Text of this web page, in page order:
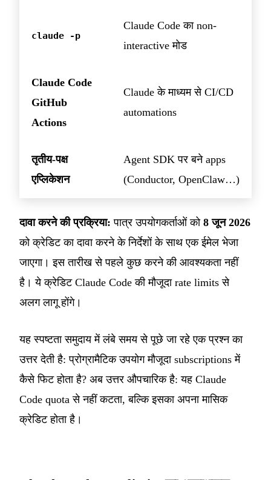
claude -p
Claude Code का non-
interactive मोड
Claude Code
GitHub
Actions
Claude के माध्यम से CI/CD
automations
तृतीय-पक्ष
एप्लिकेशन
Agent SDK पर बने apps
(Conductor, OpenClaw…)
दावा करने की प्रक्रिया: पात्र उपयोगकर्ताओं को 8 जून 2026
को क्रेडिट का दावा करने के निर्देशों के साथ एक ईमेल भेजा
जाएगा। इस तारीख से पहले कुछ करने की आवश्यकता नहीं
है। ये क्रेडिट Claude Code की मौजूदा rate limits से
अलग लागू होंगे।
यह स्पष्टता समुदाय में लंबे समय से पूछे जा रहे एक प्रश्न का
उत्तर देती है: प्रोग्रामैटिक उपयोग मौजूदा subscriptions में
कैसे फिट होता है? अब उत्तर औपचारिक है: यह Claude
Code quota से नहीं कटता, बल्कि इसका अपना मासिक
क्रेडिट होता है।